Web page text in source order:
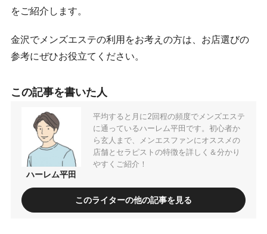
をご紹介します。
金沢でメンズエステの利用をお考えの方は、お店選びの
参考にぜひお役立てください。
この記事を書いた人
ハーレム平田
平均すると月に2回程の頻度でメンズエステ
に通っているハーレム平田です。初心者か
ら玄人まで、メンエスファンにオススメの
店舗とセラピストの特徴を詳しく＆分かり
やすくご紹介！
このライターの他の記事を見る